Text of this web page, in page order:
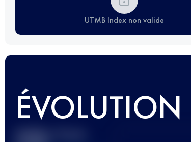
UTMB Index non valide
ÉVOLUTION
Meilleur Score